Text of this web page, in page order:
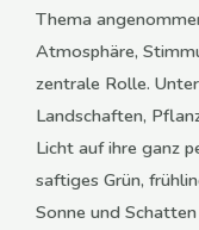
Thema
Atmosphäre,
zentrale Rolle.
Landschaften,
Licht auf ihre ganz
saftiges Grün,
Sonne und